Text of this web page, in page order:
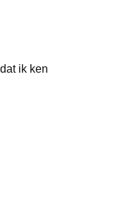
ik ken